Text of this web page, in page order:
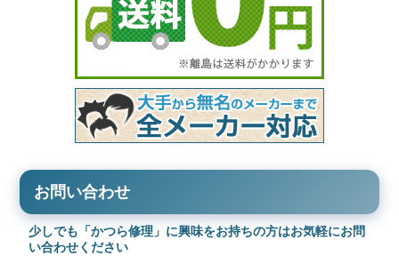
お問い合わせ
少しでも「かつら修理」に興味をお持ちの方はお気軽にお問
い合わせください